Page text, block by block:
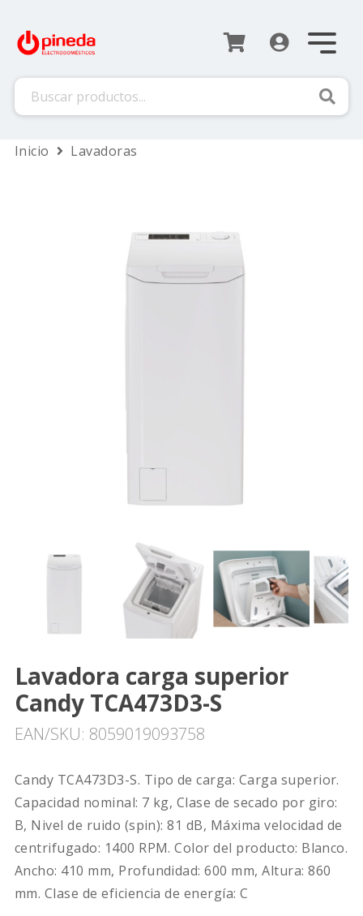
Inicio
 Lavadoras
Lavadora carga superior
Candy TCA473D3-S
EAN/SKU: 8059019093758
Candy TCA473D3-S. Tipo de carga: Carga superior.
Capacidad nominal: 7 kg, Clase de secado por giro:
B, Nivel de ruido (spin): 81 dB, Máxima velocidad de
centrifugado: 1400 RPM. Color del producto: Blanco.
Ancho: 410 mm, Profundidad: 600 mm, Altura: 860
mm. Clase de eficiencia de energía: C